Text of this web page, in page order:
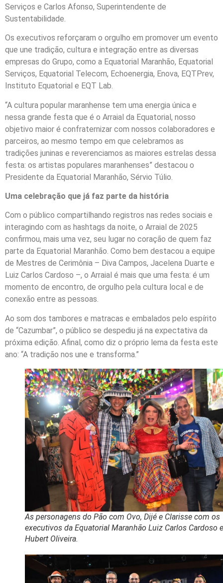
Serviços e Carlos Afonso, Superintendente de
Sustentabilidade.
Os executivos reforçaram o orgulho em promover um evento
que une tradição, cultura e integração entre as diversas
empresas do Grupo, como a Equatorial Maranhão, Equatorial
Serviços, Equatorial Telecom, Echoenergia, Enova, EQTPrev,
Instituto Equatorial e EQT Lab.
“A cultura popular maranhense tem uma energia única e
nessa grande festa que é o Arraial da Equatorial, nosso
objetivo maior é confraternizar com nossos colaboradores e
parceiros, ao mesmo tempo em que celebramos as
tradições juninas e reverenciamos as maiores estrelas dessa
festa: os artistas populares maranhenses” destacou o
Presidente da Equatorial Maranhão, Sérvio Túlio.
Uma celebração que já faz parte da história
Com o público compartilhando registros nas redes sociais e
interagindo com as hashtags da noite, o Arraial de 2025
confirmou, mais uma vez, seu lugar no coração de quem faz
parte da Equatorial Maranhão. Como bem destacou a equipe
de Mestres de Cerimônia – Diva Campos, Jacelena Duarte e
Luiz Carlos Cardoso –, o Arraial é mais que uma festa: é um
momento de encontro, de orgulho pela cultura local e de
conexão entre as pessoas.
Ao som dos tambores e matracas e embalados pelo espírito
de “Cazumbar”, o público se despediu já na expectativa da
próxima edição. Afinal, como diz o próprio lema da festa este
ano: “A tradição nos une e transforma.”
As personagens do Pão com Ovo, Dijé e Clarisse com os
executivos da Equatorial Maranhão Luiz Carlos Cardoso e
Hubert Oliveira.